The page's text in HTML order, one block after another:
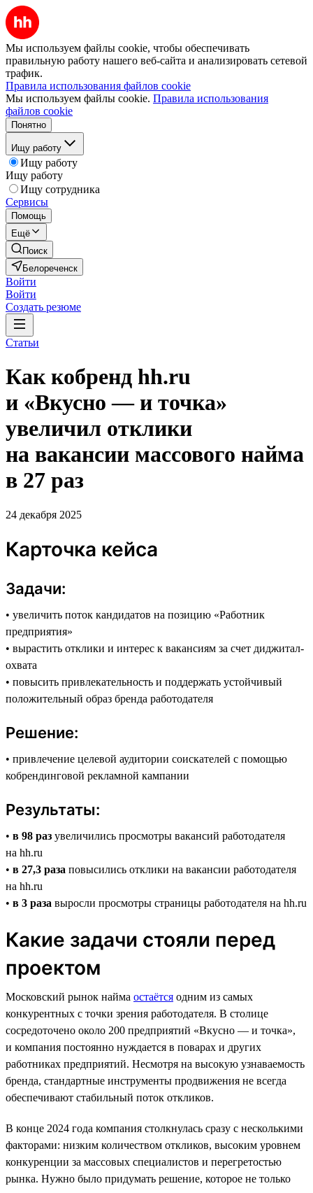
Мы используем файлы cookie, чтобы обеспечивать
правильную работу нашего веб-сайта и анализировать сетевой
трафик.
Правила использования файлов cookie
Мы используем файлы cookie. Правила использования
файлов cookie
Понятно
Ищу работу
Ищу работу
Ищу работу
Ищу сотрудника
Сервисы
Помощь
Ещё
Поиск
Белореченск
Войти
Войти
Создать резюме
Статьи
Как кобренд hh.ru
и «Вкусно — и точка»
увеличил отклики
на вакансии массового найма
в 27 раз
24 декабря 2025
Карточка кейса
Задачи:
• увеличить поток кандидатов на позицию «Работник
предприятия»
• вырастить отклики и интерес к вакансиям за счет диджитал-
охвата
• повысить привлекательность и поддержать устойчивый
положительный образ бренда работодателя
Решение:
• привлечение целевой аудитории соискателей с помощью
кобрендинговой рекламной кампании
Результаты:
• в 98 раз увеличились просмотры вакансий работодателя
на hh.ru
• в 27,3 раза повысились отклики на вакансии работодателя
на hh.ru
• в 3 раза выросли просмотры страницы работодателя на hh.ru
Какие задачи стояли перед
проектом
Московский рынок найма остаётся одним из самых
конкурентных с точки зрения работодателя. В столице
сосредоточено около 200 предприятий «Вкусно — и точка»,
и компания постоянно нуждается в поварах и других
работниках предприятий. Несмотря на высокую узнаваемость
бренда, стандартные инструменты продвижения не всегда
обеспечивают стабильный поток откликов.
В конце 2024 года компания столкнулась сразу с несколькими
факторами: низким количеством откликов, высоким уровнем
конкуренции за массовых специалистов и перегретостью
рынка. Нужно было придумать решение, которое не только